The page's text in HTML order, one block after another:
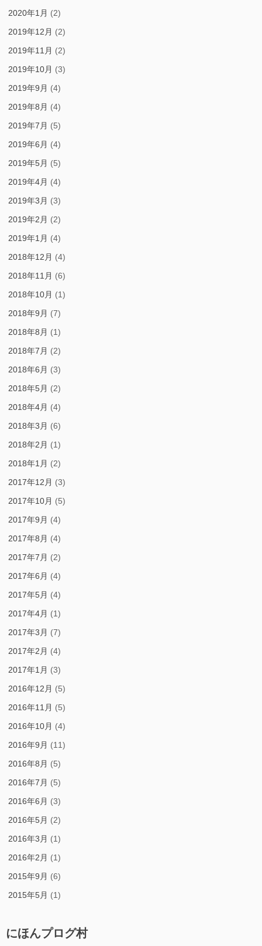
2020年1月 (2)
2019年12月 (2)
2019年11月 (2)
2019年10月 (3)
2019年9月 (4)
2019年8月 (4)
2019年7月 (5)
2019年6月 (4)
2019年5月 (5)
2019年4月 (4)
2019年3月 (3)
2019年2月 (2)
2019年1月 (4)
2018年12月 (4)
2018年11月 (6)
2018年10月 (1)
2018年9月 (7)
2018年8月 (1)
2018年7月 (2)
2018年6月 (3)
2018年5月 (2)
2018年4月 (4)
2018年3月 (6)
2018年2月 (1)
2018年1月 (2)
2017年12月 (3)
2017年10月 (5)
2017年9月 (4)
2017年8月 (4)
2017年7月 (2)
2017年6月 (4)
2017年5月 (4)
2017年4月 (1)
2017年3月 (7)
2017年2月 (4)
2017年1月 (3)
2016年12月 (5)
2016年11月 (5)
2016年10月 (4)
2016年9月 (11)
2016年8月 (5)
2016年7月 (5)
2016年6月 (3)
2016年5月 (2)
2016年3月 (1)
2016年2月 (1)
2015年9月 (6)
2015年5月 (1)
にほんプログ村